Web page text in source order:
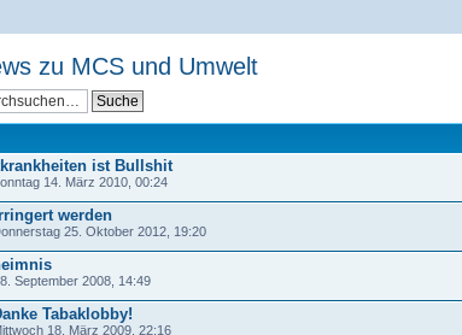
zu MCS und Umwelt
ist Bullshit
14. März 2010, 00:24
werden
25. Oktober 2012, 19:20
September 2008, 14:49
Tabaklobby!
18. März 2009, 22:16